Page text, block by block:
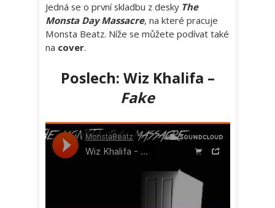
Jedná se o první skladbu z desky The
Monsta Day Massacre, na které pracuje
Monsta Beatz. Níže se můžete podívat také
na cover.
Poslech: Wiz Khalifa –
Fake